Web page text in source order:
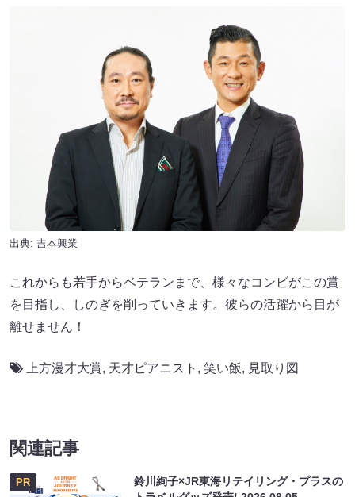
出典: 吉本興業
これからも若手からベテランまで、様々なコンビがこの賞
を目指し、しのぎを削っていきます。彼らの活躍から目が
離せません！
上方漫才大賞, 天才ピアニスト , 笑い飯, 見取り図
関連記事
PR
鈴川絢子×JR東海リテイリング・プラスの